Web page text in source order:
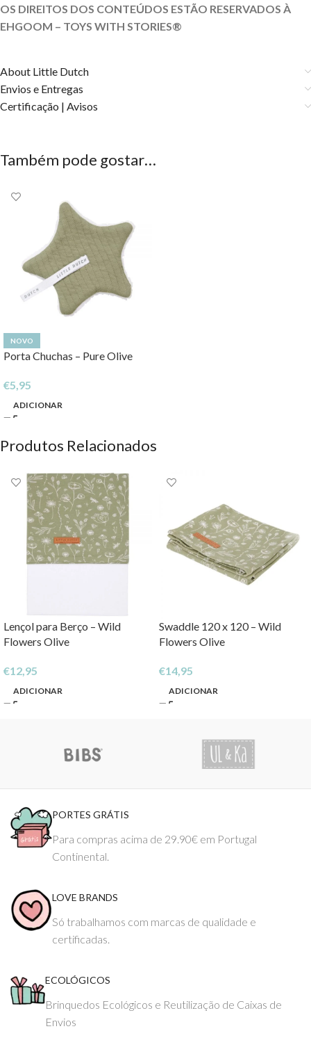
OS DIREITOS DOS CONTEÚDOS ESTÃO RESERVADOS À
EHGOOM – TOYS WITH STORIES®️
About Little Dutch
Envios e Entregas
Certificação | Avisos
Também pode gostar…
NOVO
Porta Chuchas – Pure Olive
€5,95
ADICIONAR
Produtos Relacionados
Lençol para Berço – Wild
Flowers Olive
€12,95
ADICIONAR
Swaddle 120 x 120 – Wild
Flowers Olive
€14,95
ADICIONAR
PORTES GRÁTIS
Para compras acima de 29.90€ em Portugal
Continental.
LOVE BRANDS
Só trabalhamos com marcas de qualidade e
certificadas.
ECOLÓGICOS
Brinquedos Ecológicos e Reutilização de Caixas de
Envios